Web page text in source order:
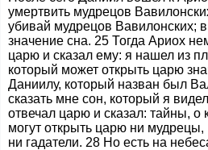
умертвить мудрецов
убивай мудрецов Вавилонских;
значение сна. 25 Тогда Ариох
царю и сказал ему: я нашел из
который может открыть царю
Даниилу, который назван был
сказать мне сон, который я
отвечал царю и сказал: тайны, о
могут открыть царю ни
ни гадатели. 28 Но есть на